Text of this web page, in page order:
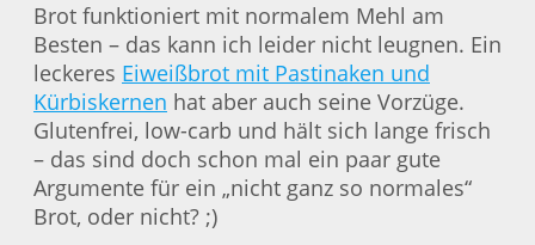
Brot funktioniert mit normalem Mehl am
Besten – das kann ich leider nicht leugnen. Ein
leckeres Eiweißbrot mit Pastinaken und
Kürbiskernen hat aber auch seine Vorzüge.
Glutenfrei, low-carb und hält sich lange frisch
– das sind doch schon mal ein paar gute
Argumente für ein „nicht ganz so normales“
Brot, oder nicht? ;)